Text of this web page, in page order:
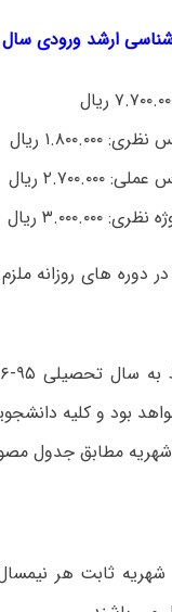
ارشد ورودی سال ۹۵:
ریال
ریال
ریال
مطابق جدول
شهریه ثابت هر